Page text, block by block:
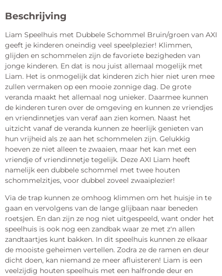
Beschrijving
Liam Speelhuis met Dubbele Schommel Bruin/groen van AXI
geeft je kinderen oneindig veel speelplezier! Klimmen,
glijden en schommelen zijn de favoriete bezigheden van
jonge kinderen. En dat is nou juist allemaal mogelijk met
Liam. Het is onmogelijk dat kinderen zich hier niet uren mee
zullen vermaken op een mooie zonnige dag. De grote
veranda maakt het allemaal nog unieker. Daarmee kunnen
de kinderen turen over de omgeving en kunnen ze vriendjes
en vriendinnetjes van veraf aan zien komen. Naast het
uitzicht vanaf de veranda kunnen ze heerlijk genieten van
hun vrijheid als ze aan het schommelen zijn. Gelukkig
hoeven ze niet alleen te zwaaien, maar het kan met een
vriendje of vriendinnetje tegelijk. Deze AXI Liam heeft
namelijk een dubbele schommel met twee houten
schommelzitjes, voor dubbel zoveel zwaaiplezier!
Via de trap kunnen ze omhoog klimmen om het huisje in te
gaan en vervolgens van de lange glijbaan naar beneden
roetsjen. En dan zijn ze nog niet uitgespeeld, want onder het
speelhuis is ook nog een zandbak waar ze met z'n allen
zandtaartjes kunt bakken. In dit speelhuis kunnen ze elkaar
de mooiste geheimen vertellen. Zodra ze de ramen en deur
dicht doen, kan niemand ze meer afluisteren! Liam is een
veelzijdig houten speelhuis met een halfronde deur en